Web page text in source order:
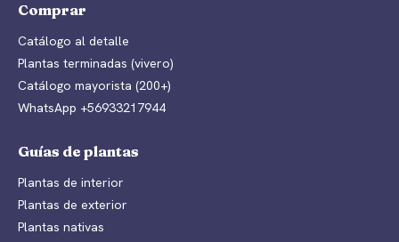
Comprar
Catálogo al detalle
Plantas terminadas (vivero)
Catálogo mayorista (200+)
WhatsApp +56933217944
Guías de plantas
Plantas de interior
Plantas de exterior
Plantas nativas